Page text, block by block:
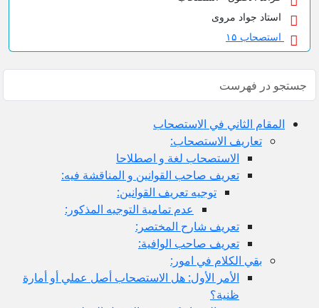
استاد جواد مروی
استصحاب ۱۵
المقام الثاني في الاستصحاب
تعاريف الاستصحاب:
الاستصحاب لغة و اصطلاحا
تعريف صاحب القوانين و المناقشة فيه:
توجيه تعريف القوانين:
عدم تمامية التوجيه المذكور:
تعريف شارح المختصر:
تعريف صاحب الوافية:
بقي الكلام في امور:
الأمر الأول: هل الاستصحاب أصل عملي أو أمارة
ظنية؟